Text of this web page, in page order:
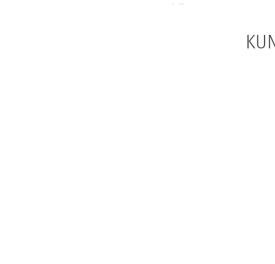
Modell B58-T1